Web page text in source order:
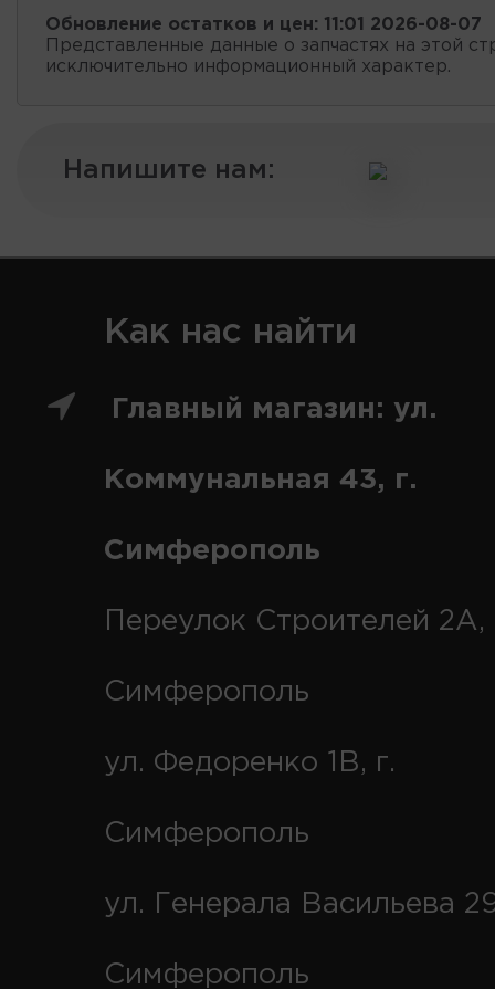
Обновление остатков и цен: 11:01 2026-08-07
Представленные данные о запчастях на этой
исключительно информационный характер.
Напишите нам:
Как нас найти
Главный магазин: ул.
Коммунальная 43, г.
Симферополь
Переулок Строителей 2А,
Симферополь
ул. Федоренко 1В, г.
Симферополь
ул. Генерала Васильева
Симферополь